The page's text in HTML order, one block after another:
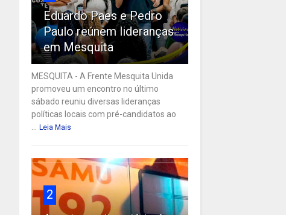
Eduardo Paes e Pedro
Paulo reúnem lideranças
em Mesquita
MESQUITA - A Frente Mesquita Unida
promoveu um encontro no último
sábado reuniu diversas lideranças
políticas locais com pré-candidatos ao
... Leia Mais
2